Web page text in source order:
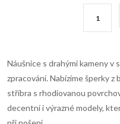
d
a
c
á
n
k
o
1
Náušnice s drahými kameny v
zpracování. Nabízíme šperky
stříbra s rhodiovanou
decentní i výrazné modely,